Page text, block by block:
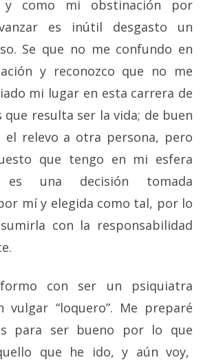
y como mi obstinación por
es inútil desgasto un
Se que no me confundo en
y reconozco que no me
mi lugar en esta carrera de
que resulta ser la vida; de buen
el relevo a otra persona, pero
que tengo en mi esfera
es una decisión tomada
mí y elegida como tal, por lo
con la responsabilidad
con ser un psiquiatra
vulgar “loquero”. Me preparé
para ser bueno por lo que
que he ido, y aún voy,